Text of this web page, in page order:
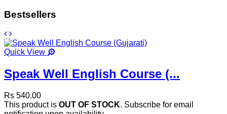
Bestsellers
Quick View
Speak Well English Course (...
Rs 540.00
This product is OUT OF STOCK. Subscribe for email